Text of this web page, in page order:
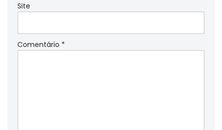
Site
Comentário *